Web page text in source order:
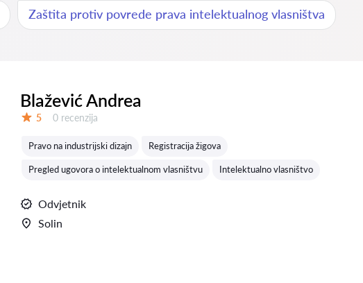
Zaštita protiv povrede prava intelektualnog vlasništva
Blažević Andrea
5 Recenzija:
0 recenzija
Pravo na industrijski dizajn Registracija žigova
Pregled ugovora o intelektualnom vlasništvu Intelektualno vlasništvo
Odvjetnik
Solin